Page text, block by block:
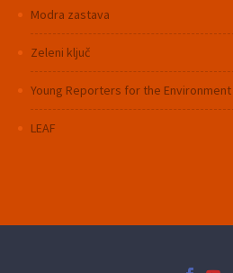
Modra zastava
Zeleni ključ
Young Reporters for the Environment
LEAF